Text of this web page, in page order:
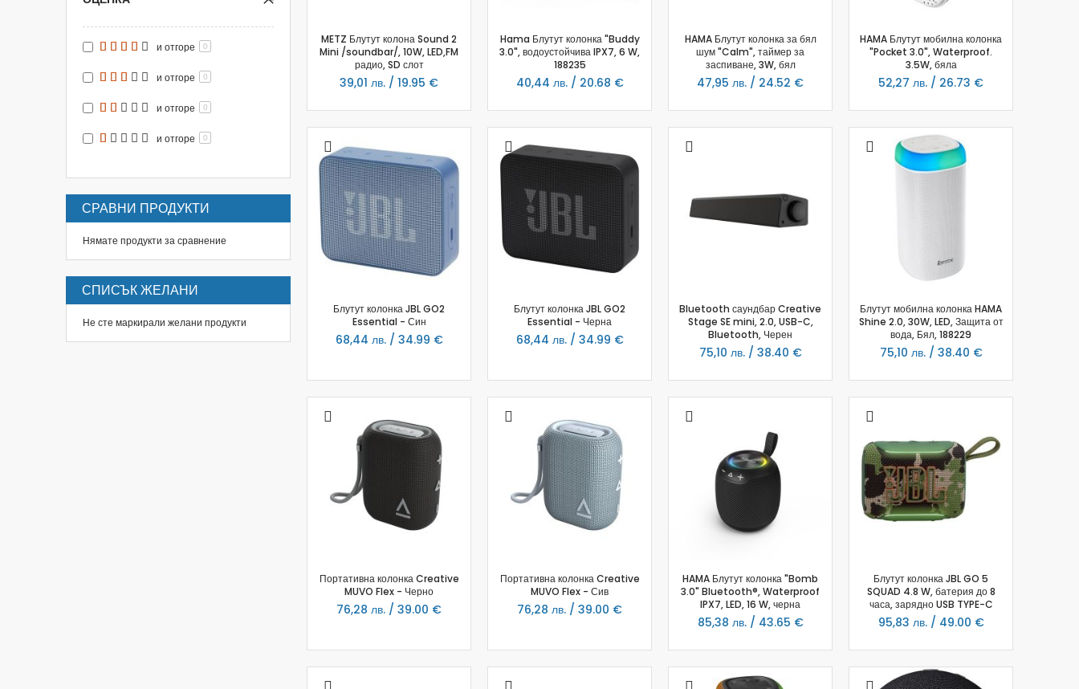
Слушалки
Микрофони
Уеб камери
Блендери
Сокоизстисквачки и преси
Пасатори
Кухненски роботи
Миксери
Кафемашини
Тостери
Електрически кани
Мултифункционални уреди
Хлебопекарни
Уреди за готвене на пара
Аксесоари
Месомелачки
Прахосмукачки
Прахосмукачки с торбичка
Прахосмукачки без торбичка
Ръчни и вертикални
За гладене
Ютии
Парогенератори
METZ Блутут колона Sound 2
Mini /soundbar/, 10W, LED,FM
радио, SD слот
39,01 лв. / 19.95 €
Hama Блутут колонка "Buddy
3.0", водоустойчива IPX7, 6 W,
188235
40,44 лв. / 20.68 €
HAMA Блутут колонка за бял
шум "Calm", таймер за
заспиване, 3W, бял
47,95 лв. / 24.52 €
HAMA Блутут мобилна колонка
"Pocket 3.0", Waterproof.
3.5W, бяла
52,27 лв. / 26.73 €
Блутут колонка JBL GO2
Essential - Син
68,44 лв. / 34.99 €
Блутут колонка JBL GO2
Essential - Черна
68,44 лв. / 34.99 €
Bluetooth саундбар Creative
Stage SE mini, 2.0, USB-C,
Bluetooth, Черен
75,10 лв. / 38.40 €
Блутут мобилна колонка HAMA
Shine 2.0, 30W, LED, Защита от
вода, Бял, 188229
75,10 лв. / 38.40 €
Портативна колонка Creative
MUVO Flex - Черно
76,28 лв. / 39.00 €
Портативна колонка Creative
MUVO Flex - Сив
76,28 лв. / 39.00 €
HAMA Блутут колонка "Bomb
3.0" Bluetooth®, Waterproof
IPX7, LED, 16 W, черна
85,38 лв. / 43.65 €
Блутут колонка JBL GO 5
SQUAD 4.8 W, батерия до 8
часа, зарядно USB TYPE-C
95,83 лв. / 49.00 €
и отгоре 0
и отгоре 0
и отгоре 0
и отгоре 0
СРАВНИ ПРОДУКТИ
Нямате продукти за сравнение
СПИСЪК ЖЕЛАНИ
Не сте маркирали желани продукти